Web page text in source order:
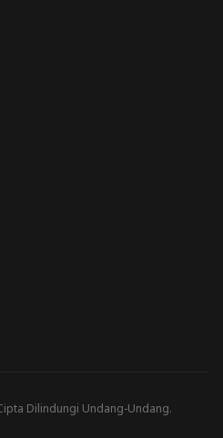
Dilindungi Undang-Undang.